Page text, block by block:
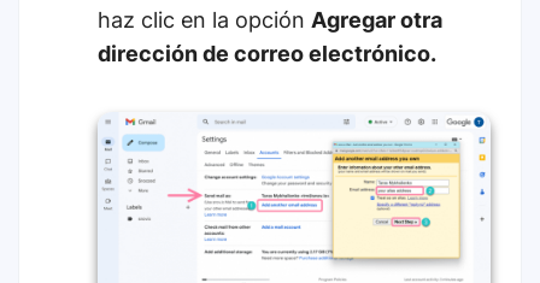
haz clic en la opción Agregar otra
dirección de correo electrónico.